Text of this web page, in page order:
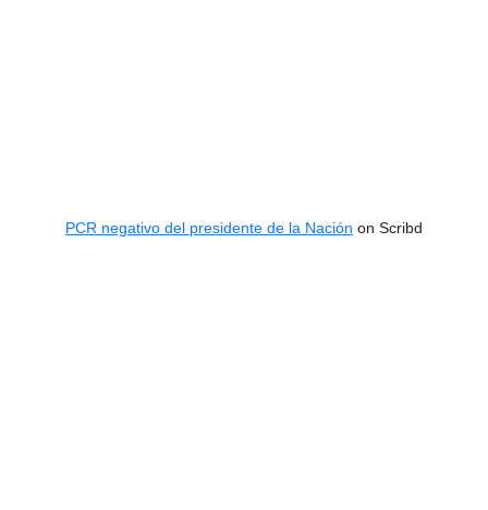
PCR negativo del presidente de la Nación on Scribd